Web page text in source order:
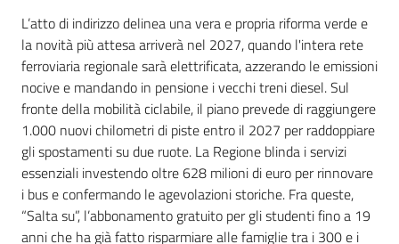
L’atto di indirizzo delinea una vera e propria riforma verde e
la novità più attesa arriverà nel 2027, quando l'intera rete
ferroviaria regionale sarà elettrificata, azzerando le emissioni
nocive e mandando in pensione i vecchi treni diesel. Sul
fronte della mobilità ciclabile, il piano prevede di raggiungere
1.000 nuovi chilometri di piste entro il 2027 per raddoppiare
gli spostamenti su due ruote. La Regione blinda i servizi
essenziali investendo oltre 628 milioni di euro per rinnovare
i bus e confermando le agevolazioni storiche. Fra queste,
“Salta su”, l’abbonamento gratuito per gli studenti fino a 19
anni che ha già fatto risparmiare alle famiglie tra i 300 e i